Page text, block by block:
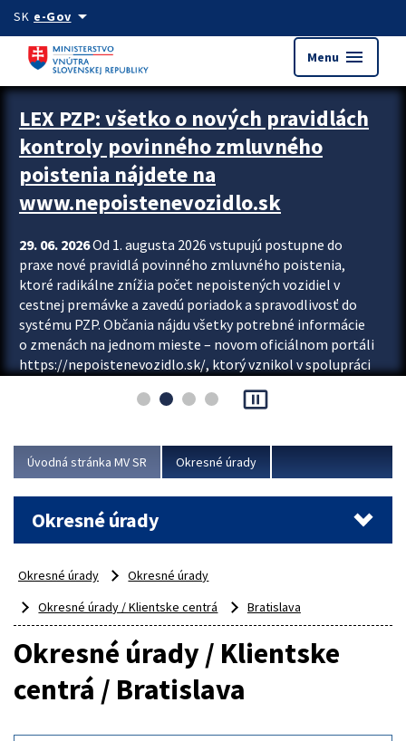
Preskocit na hlavný obsah
SK e-Govarrow_drop_down
Menu menu
Zastavit automatický posun upútavok
LEX PZP: všetko o nových pravidlách
kontroly povinného zmluvného
poistenia nájdete na
www.nepoistenevozidlo.sk
29. 06. 2026Od 1. augusta 2026 vstupujú postupne do
praxe nové pravidlá povinného zmluvného poistenia,
ktoré radikálne znížia počet nepoistených vozidiel v
cestnej premávke a zavedú poriadok a spravodlivosť do
systému PZP. Občania nájdu všetky potrebné informácie
o zmenách na jednom mieste – novom oficiálnom portáli
https://nepoistenevozidlo.sk/, ktorý vznikol v spolupráci
asociácie poisťovní (SLASPO) a Ministerstva vnútra SR.
Viac
pause_presentation
Úvodná stránka MV SR Okresné úrady
Okresné úrady
Okresné úrady
Okresné úrady
Okresné úrady / Klientske centrá
Bratislava
Okresné úrady / Klientske
centrá / Bratislava